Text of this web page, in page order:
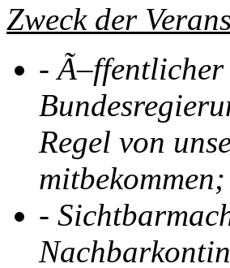
Zweck der
-
Regel von
mitbekommen;
-